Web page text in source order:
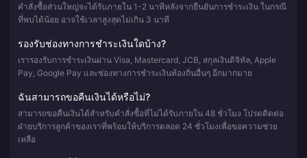
คำสั่งซื้อส่วนใหญ่จะได้รับภายใน 1-2 นาทีหลังจากยืนยันการชำระเงิน ในกรณี
ที่พบได้น้อย อาจใช้เวลาสูงสุดไม่เกิน 3 นาที
รองรับช่องทางการชำระเงินใดบ้าง?
เรารองรับการชำระเงินผ่าน Visa, Mastercard, JCB, สกุลเงินดิจิทัล, Apple
Pay, Google Pay และช่องทางการชำระเงินท้องถิ่นอื่นๆ อีกมากมาย
ฉันสามารถขอคืนเงินได้หรือไม่?
สามารถขอคืนเงินได้สำหรับคำสั่งซื้อที่ไม่ได้รับภายใน 48 ชั่วโมง โปรดติดต่อ
ฝ่ายบริการลูกค้าของเราที่พร้อมให้บริการตลอด 24 ชั่วโมงเพื่อขอความช่วย
เหลือ